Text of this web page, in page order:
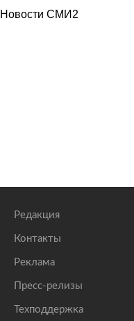
Новости СМИ2
Редакция
Контакты
Реклама
Пресс-релизы
Техподдержка